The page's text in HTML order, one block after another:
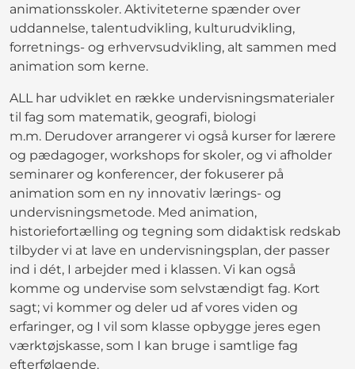
animationsskoler. Aktiviteterne spænder over
uddannelse, talentudvikling, kulturudvikling,
forretnings- og erhvervsudvikling, alt sammen med
animation som kerne.
ALL har udviklet en række undervisningsmaterialer
til fag som matematik, geografi, biologi
m.m. Derudover arrangerer vi også kurser for lærere
og pædagoger, workshops for skoler, og vi afholder
seminarer og konferencer, der fokuserer på
animation som en ny innovativ lærings- og
undervisningsmetode. Med animation,
historiefortælling og tegning som didaktisk redskab
tilbyder vi at lave en undervisningsplan, der passer
ind i dét, I arbejder med i klassen. Vi kan også
komme og undervise som selvstændigt fag. Kort
sagt; vi kommer og deler ud af vores viden og
erfaringer, og I vil som klasse opbygge jeres egen
værktøjskasse, som I kan bruge i samtlige fag
efterfølgende.